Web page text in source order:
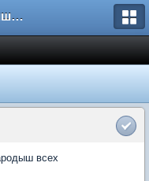
Life Hub - Лучшие компьютерные игры мира
всех